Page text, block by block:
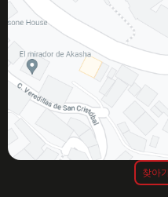
찾아